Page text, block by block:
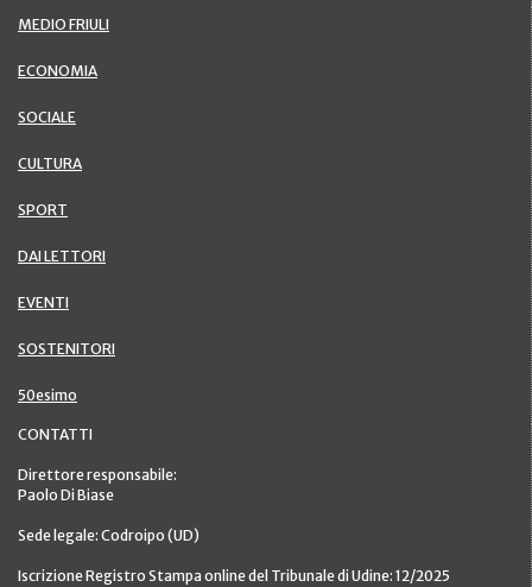
MEDIO FRIULI
ECONOMIA
SOCIALE
CULTURA
SPORT
DAI LETTORI
EVENTI
SOSTENITORI
50esimo
CONTATTI
Direttore responsabile:
Paolo Di Biase
Sede legale: Codroipo (UD)
Iscrizione Registro Stampa online del Tribunale di Udine: 12/2025